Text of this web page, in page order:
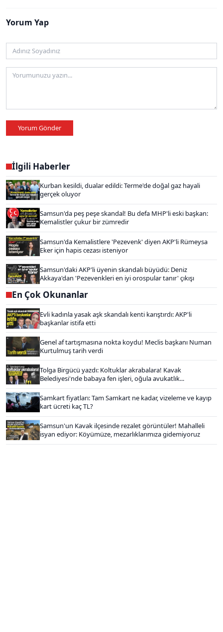
Yorum Yap
Yorum Gönder
İlgili Haberler
Kurban kesildi, dualar edildi: Terme'de doğal gaz hayali
gerçek oluyor
Samsun'da peş peşe skandal! Bu defa MHP'li eski başkan:
Kemalistler çukur bir zümredir
Samsun'da Kemalistlere 'Pezevenk' diyen AKP'li Rümeysa
Eker için hapis cezası isteniyor
Samsun'daki AKP'li üyenin skandalı büyüdü: Deniz
Akkaya'dan 'Pezevenkleri en iyi orospular tanır' çıkışı
En Çok Okunanlar
Evli kadınla yasak aşk skandalı kenti karıştırdı: AKP'li
başkanlar istifa etti
Genel af tartışmasına nokta koydu! Meclis başkanı Numan
Kurtulmuş tarih verdi
Tolga Birgücü yazdı: Koltuklar akrabalara! Kavak
Belediyesi'nde babaya fen işleri, oğula avukatlık...
Samkart fiyatları: Tam Samkart ne kadar, vizeleme ve kayıp
kart ücreti kaç TL?
Samsun'un Kavak ilçesinde rezalet görüntüler! Mahalleli
isyan ediyor: Köyümüze, mezarlıklarımıza gidemiyoruz